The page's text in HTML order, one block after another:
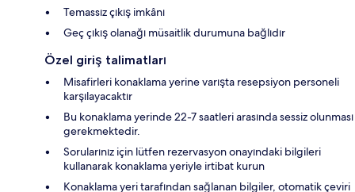
Temassız çıkış imkânı
Geç çıkış olanağı müsaitlik durumuna bağlıdır
Özel giriş talimatları
Misafirleri konaklama yerine varışta resepsiyon personeli
karşılayacaktır
Bu konaklama yerinde 22-7 saatleri arasında sessiz olunması
gerekmektedir.
Sorularınız için lütfen rezervasyon onayındaki bilgileri
kullanarak konaklama yeriyle irtibat kurun
Konaklama yeri tarafından sağlanan bilgiler, otomatik çeviri